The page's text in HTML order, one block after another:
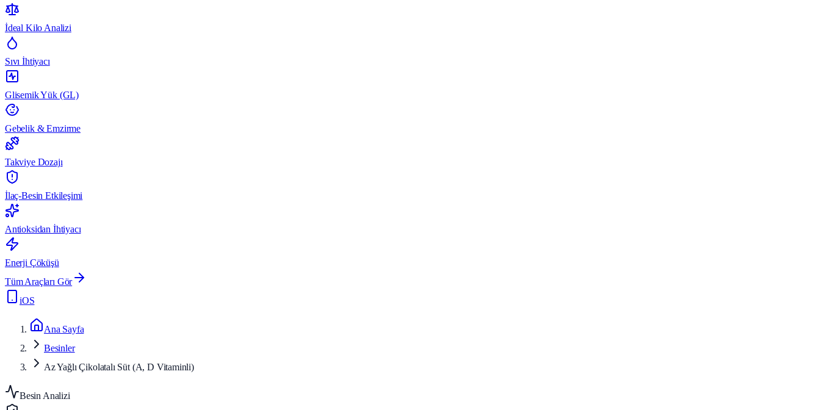
İdeal Kilo Analizi
Sıvı İhtiyacı
Glisemik Yük (GL)
Gebelik & Emzirme
Takviye Dozajı
İlaç-Besin Etkileşimi
Antioksidan İhtiyacı
Enerji Çöküşü
Tüm Araçları Gör
iOS
Ana Sayfa
Besinler
Az Yağlı Çikolatalı Süt (A, D Vitaminli)
Besin Analizi